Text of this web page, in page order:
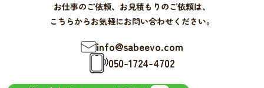
お仕事のご依頼、お見積もりのご依頼は、
こちらからお気軽にお問い合わせください。
info@sabeevo.com
050-1724-4702